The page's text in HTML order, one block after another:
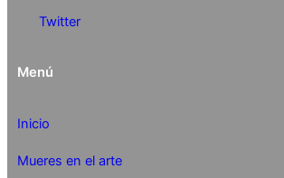
Twitter
Menú
Inicio
Mueres en el arte